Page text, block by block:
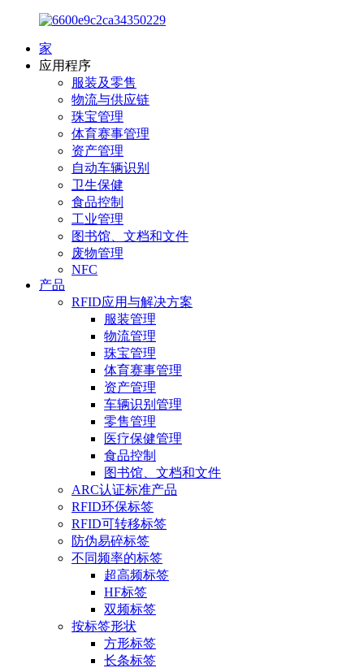
家
应用程序
服装及零售
物流与供应链
珠宝管理
体育赛事管理
资产管理
自动车辆识别
卫生保健
食品控制
工业管理
图书馆、文档和文件
废物管理
NFC
产品
RFID应用与解决方案
服装管理
物流管理
珠宝管理
体育赛事管理
资产管理
车辆识别管理
零售管理
医疗保健管理
食品控制
图书馆、文档和文件
ARC认证标准产品
RFID环保标签
RFID可转移标签
防伪易碎标签
不同频率的标签
超高频标签
HF标签
双频标签
按标签形状
方形标签
长条标签